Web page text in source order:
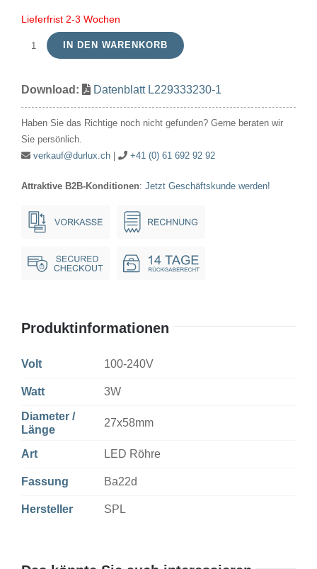
Lieferfrist 2-3 Wochen
LED
Ba22d
T27x60
100-
400Lm
3W
830
AC/DC
Clear
Menge
IN DEN WARENKORB
Download: Datenblatt L229333230-1
Haben Sie das Richtige noch nicht gefunden? Gerne beraten wir
Sie persönlich.
verkauf@durlux.ch| +41 (0) 61 692 92 92
Attraktive B2B-Konditionen: Jetzt Geschäftskunde werden!
Produktinformationen
Volt 100-240V
Watt 3W
Diameter /
Länge
27x58mm
Art LED Röhre
Fassung Ba22d
Hersteller SPL